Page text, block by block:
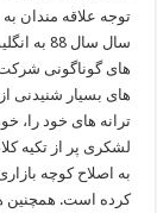
توجه علاقه مندان
سال سال
های گوناگونی
های بسیار شنیدنی
ترانه‌ های خود
لشکری پر از تکیه‌
به اصلاح کوچه‌
کرده‌ است. همچنین